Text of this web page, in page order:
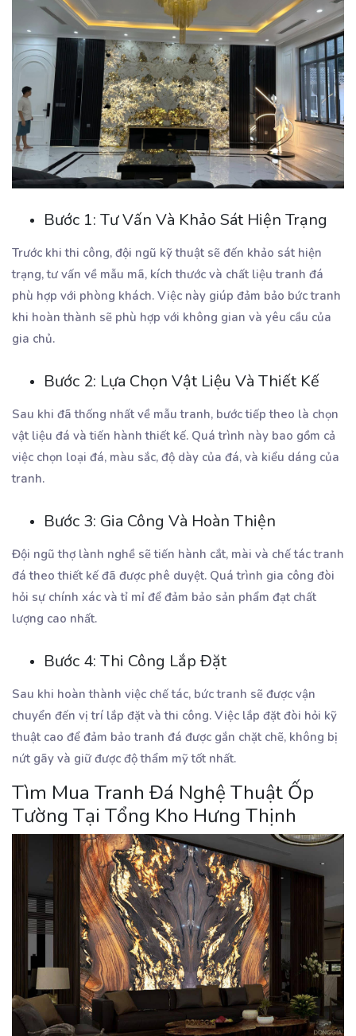
Bước 1: Tư Vấn Và Khảo Sát Hiện Trạng
Trước khi thi công, đội ngũ kỹ thuật sẽ đến khảo sát hiện
trạng, tư vấn về mẫu mã, kích thước và chất liệu tranh đá
phù hợp với phòng khách. Việc này giúp đảm bảo bức tranh
khi hoàn thành sẽ phù hợp với không gian và yêu cầu của
gia chủ.
Bước 2: Lựa Chọn Vật Liệu Và Thiết Kế
Sau khi đã thống nhất về mẫu tranh, bước tiếp theo là chọn
vật liệu đá và tiến hành thiết kế. Quá trình này bao gồm cả
việc chọn loại đá, màu sắc, độ dày của đá, và kiểu dáng của
tranh.
Bước 3: Gia Công Và Hoàn Thiện
Đội ngũ thợ lành nghề sẽ tiến hành cắt, mài và chế tác tranh
đá theo thiết kế đã được phê duyệt. Quá trình gia công đòi
hỏi sự chính xác và tỉ mỉ để đảm bảo sản phẩm đạt chất
lượng cao nhất.
Bước 4: Thi Công Lắp Đặt
Sau khi hoàn thành việc chế tác, bức tranh sẽ được vận
chuyển đến vị trí lắp đặt và thi công. Việc lắp đặt đòi hỏi kỹ
thuật cao để đảm bảo tranh đá được gắn chặt chẽ, không bị
nứt gãy và giữ được độ thẩm mỹ tốt nhất.
Tìm Mua Tranh Đá Nghệ Thuật Ốp
Tường Tại Tổng Kho Hưng Thịnh